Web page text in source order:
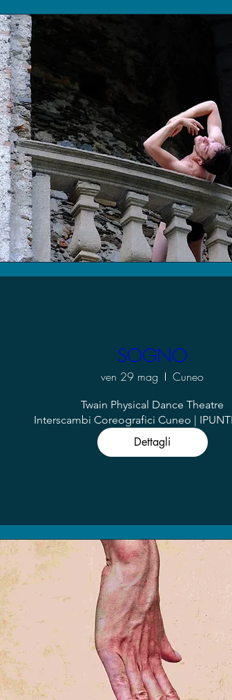
SOGNO
ven 29 mag Cuneo
Twain Physical Dance Theatre
Interscambi Coreografici Cuneo |
Dettagli